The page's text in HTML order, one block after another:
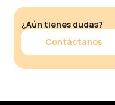
¿Aún tienes dudas?
Contáctanos